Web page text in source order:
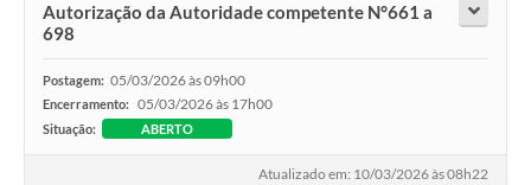
Autorização da Autoridade competente N°661 a
698
Postagem: 05/03/2026 às 09h00
Encerramento: 05/03/2026 às 17h00
Situação: ABERTO
Atualizado em: 10/03/2026 às 08h22